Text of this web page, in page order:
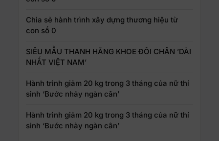
Chia sẻ hành trình xây dựng thương hiệu từ
con số 0
SIÊU MẪU THANH HẰNG KHOE ĐÔI CHÂN ’DÀI
NHẤT VIỆT NAM’
Hành trình giảm 20 kg trong 3 tháng của nữ thí
sinh ‘Bước nhảy ngàn cân’
Hành trình giảm 20 kg trong 3 tháng của nữ thí
sinh ‘Bước nhảy ngàn cân’